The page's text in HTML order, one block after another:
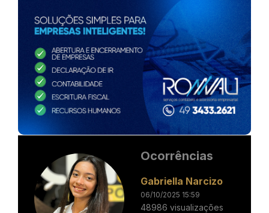
Ocorrências
Gabriella Narcizo
06/10/2025 15:59
48986 visualizações